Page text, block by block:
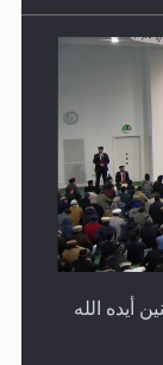
أيده الله